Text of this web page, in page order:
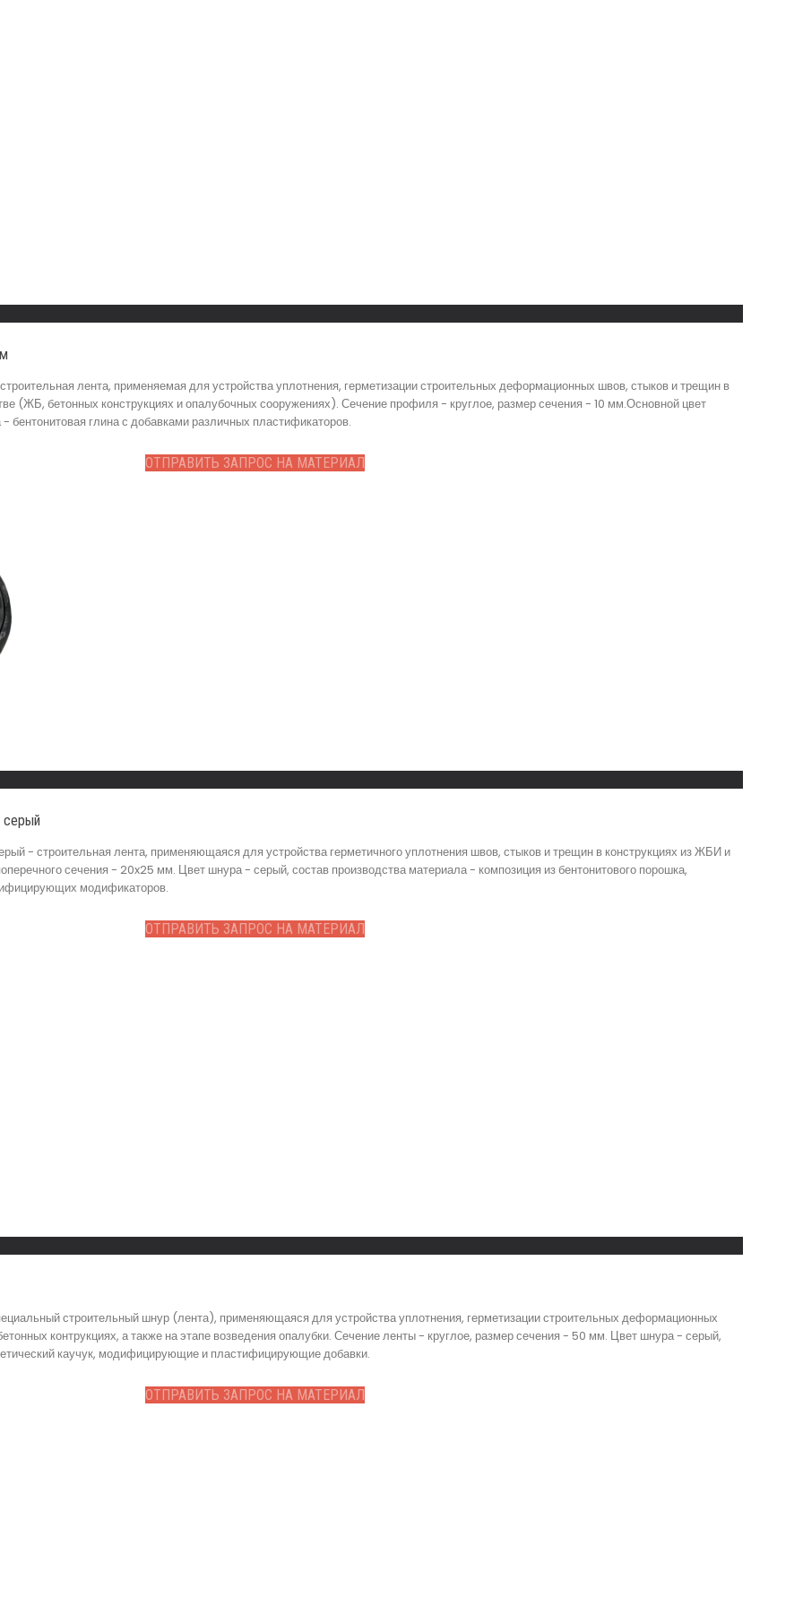
лента, применяемая для устройства уплотнения, герметизации строительных деформационных швов, стыков и трещин в
(ЖБ, бетонных конструкциях и опалубочных сооружениях). Сечение профиля - круглое, размер сечения - 10 мм.Основной цвет
бентонитовая глина с добавками различных пластификаторов.
ОТПРАВИТЬ ЗАПРОС НА МАТЕРИАЛ
серый
- строительная лента, применяющаяся для устройства герметичного уплотнения швов, стыков и трещин в конструкциях из ЖБИ и
сечения - 20x25 мм. Цвет шнура - серый, состав производства материала - композиция из бентонитового порошка,
модификаторов.
ОТПРАВИТЬ ЗАПРОС НА МАТЕРИАЛ
строительный шнур (лента), применяющаяся для устройства уплотнения, герметизации строительных деформационных
контрукциях, а также на этапе возведения опалубки. Сечение ленты - круглое, размер сечения - 50 мм. Цвет шнура - серый,
каучук, модифицирующие и пластифицирующие добавки.
ОТПРАВИТЬ ЗАПРОС НА МАТЕРИАЛ